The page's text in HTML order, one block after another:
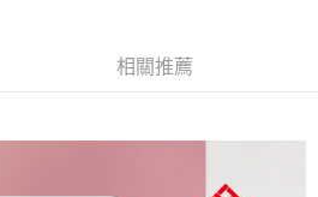
法定代理人或監護人之同意方可使用
意申辦者引起之損失，本公司不負相關責
仍有額度不足之情形，本公司將視審查結果
用他人資訊註冊。若發現惡意使用之情形，
相關推薦